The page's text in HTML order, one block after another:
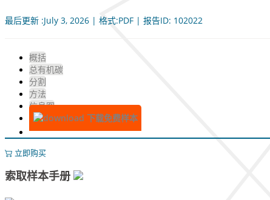
最后更新 :July 3, 2026 | 格式:PDF | 报告ID: 102022
概括
总有机碳
分割
方法
信息图
下载免费样本
立即购买
索取样本手册